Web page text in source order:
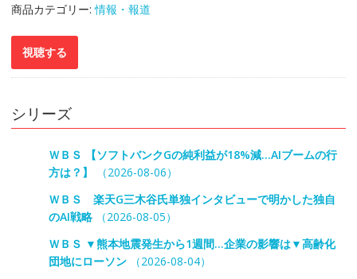
商品カテゴリー:情報・報道
シリーズ
ＷＢＳ 【ソフトバンクGの純利益が18%減…AIブームの行
方は？】
（2026-08-06）
ＷＢＳ 楽天G三木谷氏単独インタビューで明かした独自
のAI戦略（2026-08-05）
ＷＢＳ ▼熊本地震発生から1週間…企業の影響は▼高齢化
団地にローソン（2026-08-04）